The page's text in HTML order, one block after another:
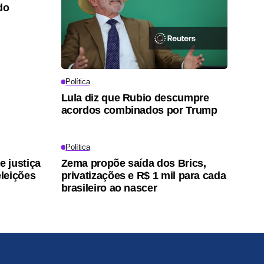
Política
Lula diz que Rubio descumpre
acordos combinados por Trump
justiça
Política
Zema propõe saída dos Brics,
privatizações e R$ 1 mil para cada
brasileiro ao nascer